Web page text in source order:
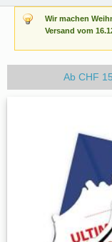
Wir machen
Versand vom
Ab CHF